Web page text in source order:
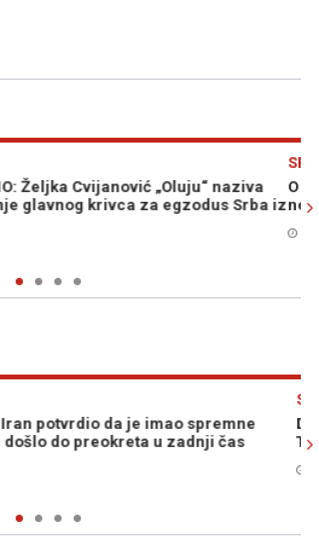
Otkriveno koji će broj Kerim
Teške optužbe na račun Donalda
lažov...“